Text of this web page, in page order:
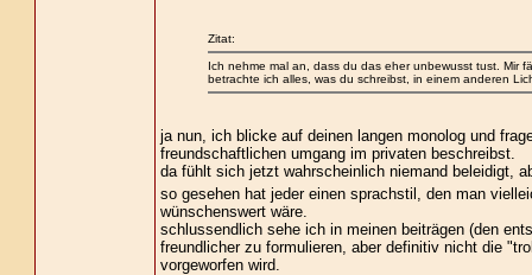
Zitat:
Ich nehme mal an, dass du das eher unbewusst tust. Mir
betrachte ich alles, was du schreibst, in einem anderen
ja nun, ich blicke auf deinen langen monolog und
freundschaftlichen umgang im privaten beschreibst.
da fühlt sich jetzt wahrscheinlich niemand beleidigt,
so gesehen hat jeder einen sprachstil, den man
wünschenswert wäre.
schlussendlich sehe ich in meinen beiträgen (den
freundlicher zu formulieren, aber definitiv nicht die
vorgeworfen wird.